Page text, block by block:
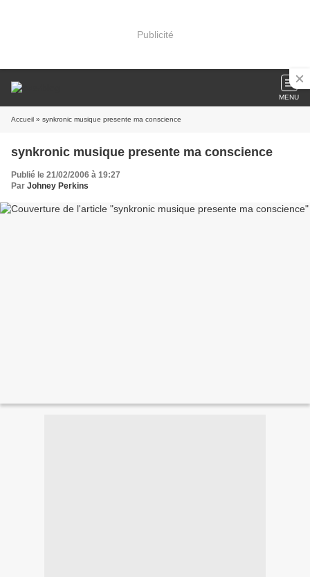
Publicité
MENU
Accueil » synkronic musique presente ma conscience
synkronic musique presente ma conscience
Publié le 21/02/2006 à 19:27
Par Johney Perkins